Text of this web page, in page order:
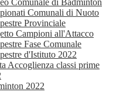
Comunale di Badminton
Comunali di Nuoto
Provinciale
Campioni all'Attacco
Fase Comunale
d'Istituto 2022
Accoglienza classi prime
2022